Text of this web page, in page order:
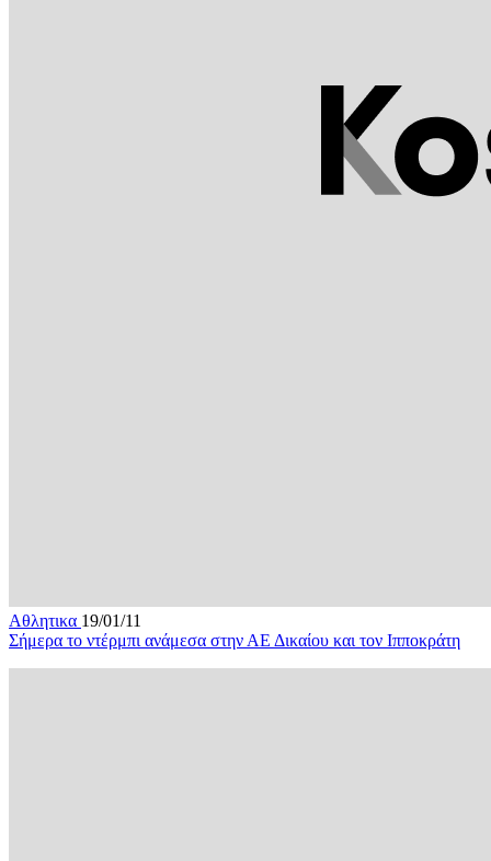
Αθλητικα 19/01/11
Σήμερα το ντέρμπι ανάμεσα στην ΑΕ Δικαίου και τον Ιπποκράτη